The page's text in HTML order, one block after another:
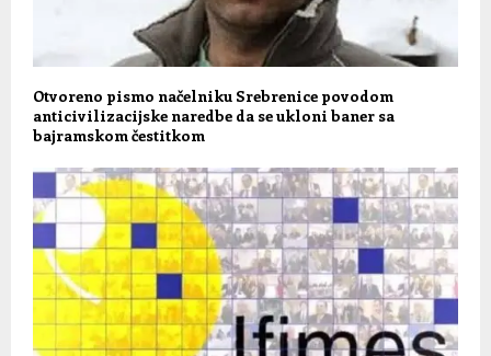
Otvoreno pismo načelniku Srebrenice povodom
anticivilizacijske naredbe da se ukloni baner sa
bajramskom čestitkom